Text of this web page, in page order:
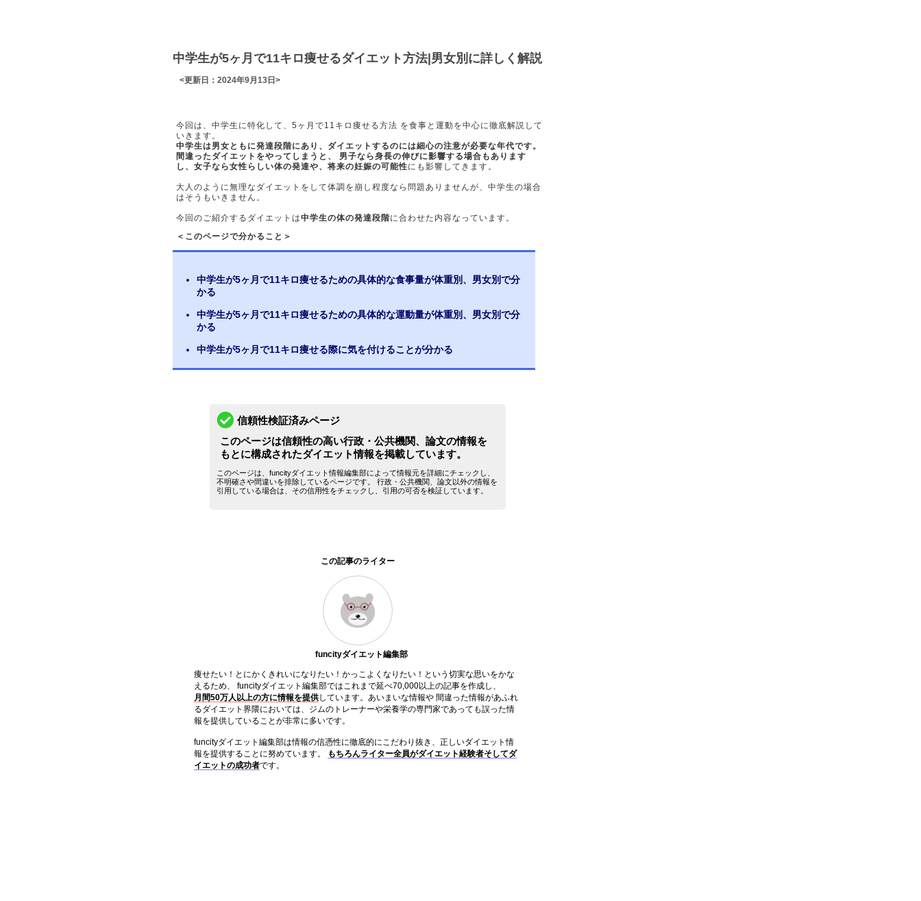
中学生が5ヶ月で11キロ痩せるダイエット方法|男女別に詳しく解説
<更新日：2024年9月13日>
今回は、中学生に特化して、5ヶ月で11キロ痩せる方法 を食事と運動を中心に徹底解説して
いきます。
中学生は男女ともに発達段階にあり、ダイエットするのには細心の注意が必要な年代です。
間違ったダイエットをやってしまうと、 男子なら身長の伸びに影響する場合もあります
し、女子なら女性らしい体の発達や、将来の妊娠の可能性にも影響してきます。
大人のように無理なダイエットをして体調を崩し程度なら問題ありませんが、中学生の場合
はそうもいきません。
今回のご紹介するダイエットは中学生の体の発達段階に合わせた内容なっています。
＜このページで分かること＞
中学生が5ヶ月で11キロ痩せるための具体的な食事量が体重別、男女別で分
かる
中学生が5ヶ月で11キロ痩せるための具体的な運動量が体重別、男女別で分
かる
中学生が5ヶ月で11キロ痩せる際に気を付けることが分かる
信頼性検証済みページ
このページは信頼性の高い行政・公共機関、論文の情報を
もとに構成されたダイエット情報を掲載しています。
このページは、funcityダイエット情報編集部によって情報元を詳細にチェックし、
不明確さや間違いを排除しているページです。 行政・公共機関、論文以外の情報を
引用している場合は、その信用性をチェックし、引用の可否を検証しています。
この記事のライター
funcityダイエット編集部
痩せたい！とにかくきれいになりたい！かっこよくなりたい！という切実な思いをかな
えるため、 funcityダイエット編集部ではこれまで延べ70,000以上の記事を作成し、
月間50万人以上の方に情報を提供しています。あいまいな情報や 間違った情報があふれ
るダイエット界隈においては、ジムのトレーナーや栄養学の専門家であっても誤った情
報を提供していることが非常に多いです。
funcityダイエット編集部は情報の信憑性に徹底的にこだわり抜き、正しいダイエット情
報を提供することに努めています。
もちろんライター全員がダイエット経験者そしてダ
イエットの成功者です。